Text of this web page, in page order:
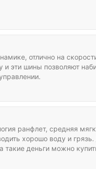
отлично на
эти шины позволяют
ранфлет, средняя
хорошо воду и
такие деньги можно